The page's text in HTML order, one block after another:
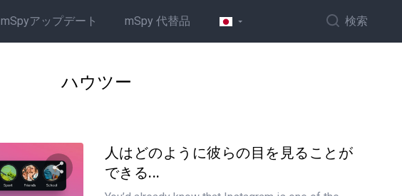
mSpyアップデート mSpy 代替品 検索
ハウツー
人はどのように彼らの目を見ることが
できる...